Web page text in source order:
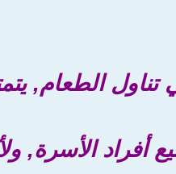
تناول الطعام,
أفراد الأسرة,